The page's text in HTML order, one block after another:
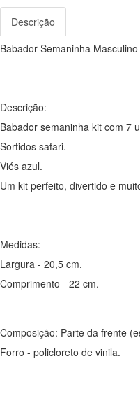
Descrição
Babador Semaninha
Descrição:
Babador semaninha kit com 7
Sortidos safari.
Viés azul.
Um kit perfeito, divertido e
Medidas:
Largura - 20,5 cm.
Comprimento - 22 cm.
Composição: Parte da frente
Forro - policloreto de vinila.